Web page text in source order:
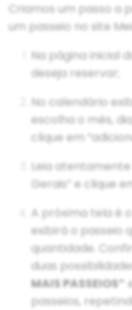
Criamos um passo a
um passeio no site
Na página inicial
deseja reservar;
No calendário
escolha o mês,
clique em
Leia atentamente
Gerais” e clique
A próxima tela é
exibirá o passeio
quantidade.
duas
MAIS PASSEIOS”
passeios,